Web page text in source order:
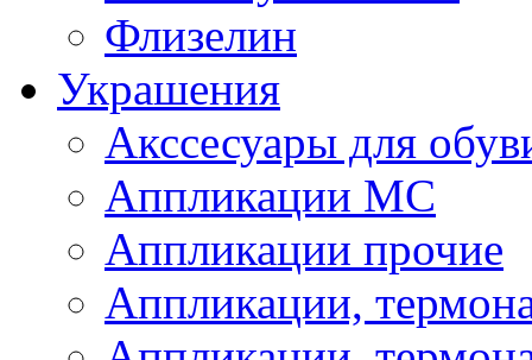
Флизелин
Украшения
Акссесуары для
Аппликации МС
Аппликации прочие
Аппликации,